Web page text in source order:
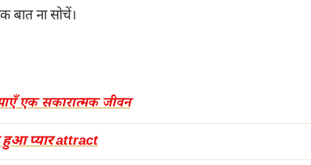
बात ना सोचें।
एक सकारात्मक जीवन
प्यार attract